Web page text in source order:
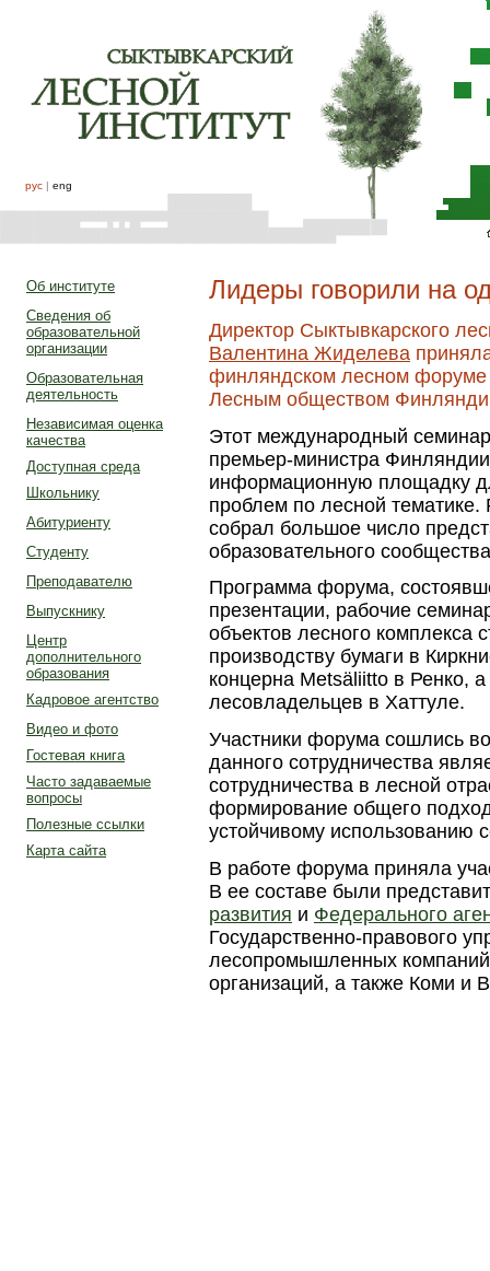
рус | eng
Об институте
Сведения об
образовательной
организации
Образовательная
деятельность
Независимая оценка
качества
Доступная среда
Школьнику
Абитуриенту
Студенту
Преподавателю
Выпускнику
Центр
дополнительного
образования
Кадровое агентство
Видео и фото
Гостевая книга
Часто задаваемые
вопросы
Полезные ссылки
Карта сайта
Лидеры говорили на
Директор Сыктывкарского
Валентина Жиделева
финляндском лесном форуме
Лесным обществом
Этот международный
премьер-министра
информационную площадку
проблем по лесной
собрал большое число
образовательного
Программа форума,
презентации, рабочие
объектов лесного
производству бумаги в
концерна Мetsäliitto в Ренко,
лесовладельцев в Хаттуле.
Участники форума сошлись
данного сотрудничества
сотрудничества в лесной
формирование общего
устойчивому использованию
В работе форума приняла
В ее составе были
развития и Федерального
Государственно-правового
лесопромышленных
организаций, а также Коми и